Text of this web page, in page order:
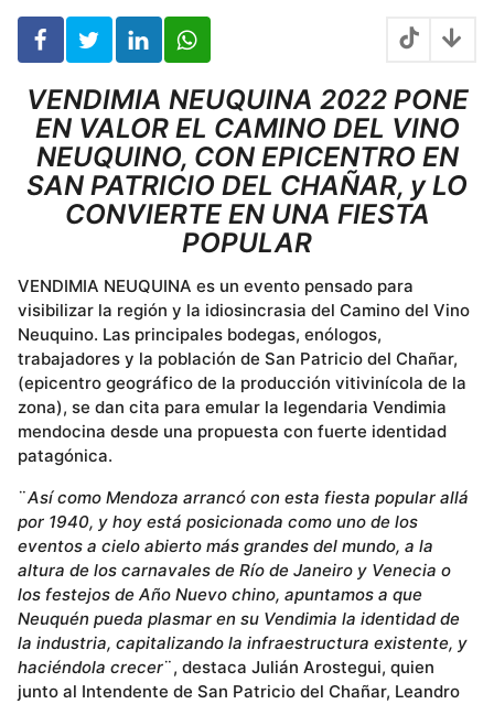
s
VENDIMIA NEUQUINA 2022 PONE
EN VALOR EL CAMINO DEL VINO
NEUQUINO, CON EPICENTRO EN
SAN PATRICIO DEL CHAÑAR, y LO
CONVIERTE EN UNA FIESTA
POPULAR
VENDIMIA NEUQUINA es un evento pensado para
visibilizar la región y la idiosincrasia del Camino del Vino
Neuquino. Las principales bodegas, enólogos,
trabajadores y la población de San Patricio del Chañar,
(epicentro geográfico de la producción vitivinícola de la
zona), se dan cita para emular la legendaria Vendimia
mendocina desde una propuesta con fuerte identidad
patagónica.
¨Así como Mendoza arrancó con esta fiesta popular allá
por 1940, y hoy está posicionada como uno de los
eventos a cielo abierto más grandes del mundo, a la
altura de los carnavales de Río de Janeiro y Venecia o
los festejos de Año Nuevo chino, apuntamos a que
Neuquén pueda plasmar en su Vendimia la identidad de
la industria, capitalizando la infraestructura existente, y
haciéndola crecer¨, destaca Julián Arostegui, quien
junto al Intendente de San Patricio del Chañar, Leandro